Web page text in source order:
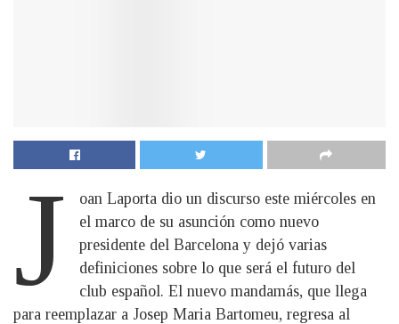
J
oan Laporta dio un discurso este miércoles en
el marco de su asunción como nuevo
presidente del Barcelona y dejó varias
definiciones sobre lo que será el futuro del
club español. El nuevo mandamás, que llega
para reemplazar a Josep Maria Bartomeu, regresa al